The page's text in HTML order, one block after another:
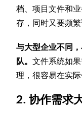
档、项目文件和
存，同时又要频繁
与大型企业不同
队。文件系统如
理，很容易在实
2. 协作需求